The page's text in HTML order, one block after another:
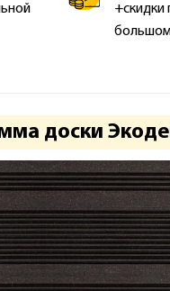
+скидки
большом
доски